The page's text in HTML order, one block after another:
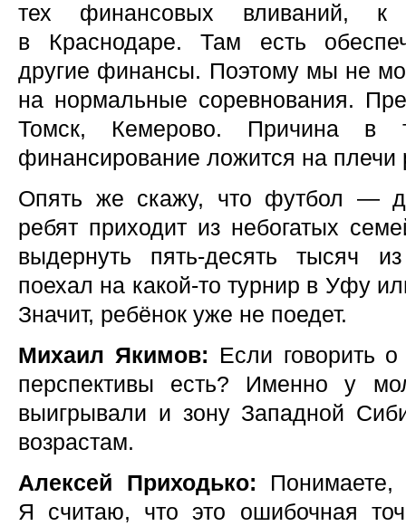
тех финансовых вливаний,
в Краснодаре. Там есть
другие финансы. Поэтому мы не
на нормальные соревнования.
Томск, Кемерово. Причина в
финансирование ложится на плечи
Опять же скажу, что футбол —
ребят приходит из небогатых
выдернуть пять-десять тысяч
поехал на какой-то турнир в Уфу
Значит, ребёнок уже не поедет.
Михаил Якимов: Если говорить
перспективы есть? Именно у
выигрывали и зону Западной
возрастам.
Алексей Приходько:
Я считаю, что это ошибочная